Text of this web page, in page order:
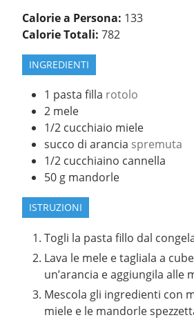
Calorie a Persona: 133
Calorie Totali:782
INGREDIENTI
1 pasta filla rotolo
2 mele
1/2 cucchiaio miele
succo di arancia spremuta
1/2 cucchiaino cannella
50 g mandorle
ISTRUZIONI
Togli la pasta fillo dal
Lava le mele e tagliala a
un’arancia e aggiungila alle
Mescola gli ingredienti con
miele e le mandorle